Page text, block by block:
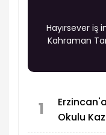
Hayırsever iş
Kahraman
1
Okulu